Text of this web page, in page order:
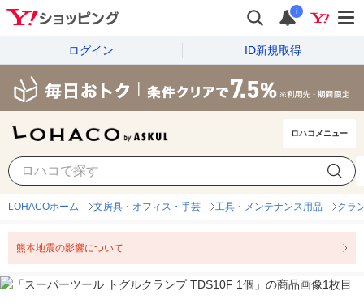
i
ログイン ID新規取得
ロハコメニュー
LOHACOホーム 文房具・オフィス・手芸 工具・メンテナンス用品 クラ
熊本地震の影響について